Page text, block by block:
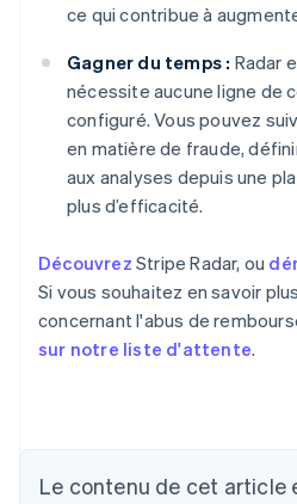
ce qui contribue à
Gagner du temps : Radar
nécessite aucune ligne de
configuré. Vous pouvez
en matière de fraude,
aux analyses depuis une
plus d’efficacité.
Découvrez Stripe Radar, ou
Si vous souhaitez en savoir
concernant l'abus de
sur notre liste d'attente.
Le contenu de cet article
DeutschEnglish